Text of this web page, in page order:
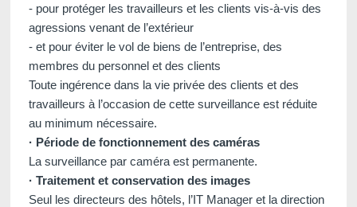
- pour protéger les travailleurs et les clients vis-à-vis des
agressions venant de l’extérieur
- et pour éviter le vol de biens de l’entreprise, des
membres du personnel et des clients
Toute ingérence dans la vie privée des clients et des
travailleurs à l’occasion de cette surveillance est réduite
au minimum nécessaire.
· Période de fonctionnement des caméras
La surveillance par caméra est permanente.
· Traitement et conservation des images
Seul les directeurs des hôtels, l’IT Manager et la direction